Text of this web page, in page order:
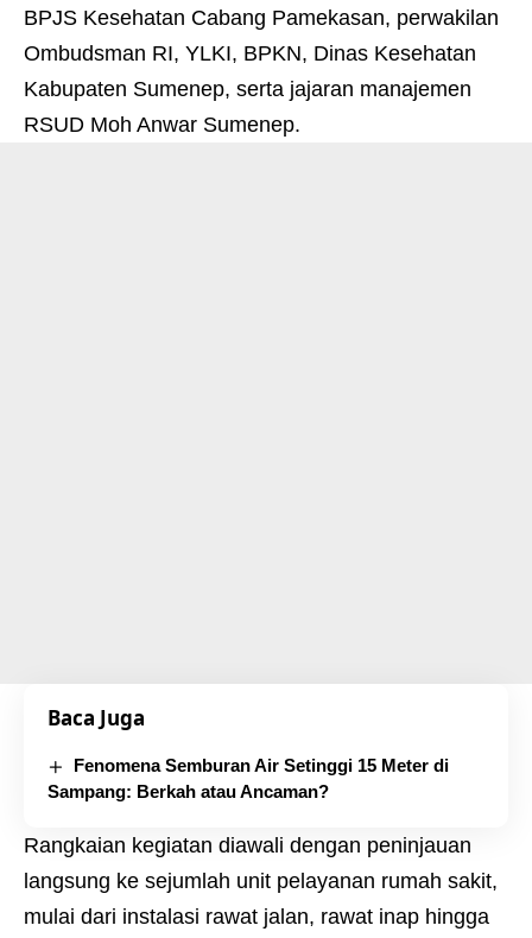
BPJS Kesehatan Cabang Pamekasan, perwakilan
Ombudsman RI, YLKI, BPKN, Dinas Kesehatan
Kabupaten Sumenep, serta jajaran manajemen
RSUD Moh Anwar Sumenep.
Baca Juga
Fenomena Semburan Air Setinggi 15 Meter di
Sampang: Berkah atau Ancaman?
Rangkaian kegiatan diawali dengan peninjauan
langsung ke sejumlah unit pelayanan rumah sakit,
mulai dari instalasi rawat jalan, rawat inap hingga